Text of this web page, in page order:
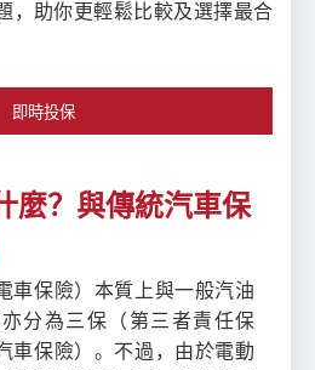
，助你更輕鬆比較及選擇最合
即時投保
麼？與傳統汽車保
車保險）本質上與一般汽油
分為三保（第三者責任保
車保險）。不過，由於電動